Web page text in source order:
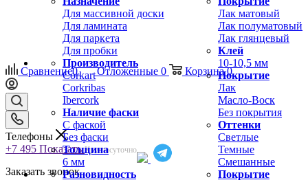
Для массивной доски
Для ламината
Для паркета
Для пробки
Лак матовый
Лак полуматовый
Лак глянцевый
Клей
Производитель
Corkart
Corkribas
Ibercork
Наличие фаски
С фаской
Без фаски
Толщина
6 мм
10-10,5 мм
Покрытие
Лак
Масло-Воск
Без покрытия
Оттенки
Светлые
Темные
Смешанные
Разновидность
Покрытие
Сравнение0 Отложенные 0 Корзина 0
Телефоны
+7 495 Показать Круглосуточно
Заказать звонок